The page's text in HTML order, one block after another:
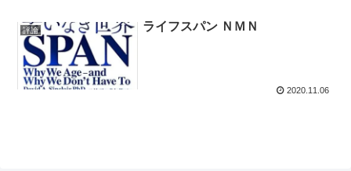
評論 ライフスパン ＮＭＮ
2020.11.06